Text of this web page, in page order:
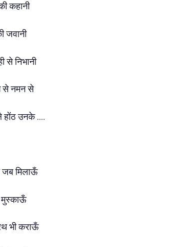
कहानी
जवानी
से निभानी
से नमन से
होंठ उनके ....
जब मिलाऊँ
मुस्काऊँ
भी कराऊँ